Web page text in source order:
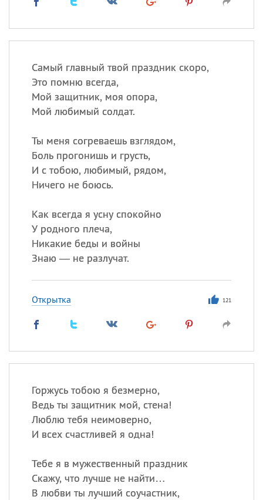
Самый главный твой праздник скоро,
Это помню всегда,
Мой защитник, моя опора,
Мой любимый солдат.
Ты меня согреваешь взглядом,
Боль прогонишь и грусть,
И с тобою, любимый, рядом,
Ничего не боюсь.
Как всегда я усну спокойно
У родного плеча,
Никакие беды и войны
Знаю — не разлучат.
Открытка 121
Горжусь тобою я безмерно,
Ведь ты защитник мой, стена!
Люблю тебя неимоверно,
И всех счастливей я одна!
Тебе я в мужественный праздник
Скажу, что лучше не найти…
В любви ты лучший соучастник,